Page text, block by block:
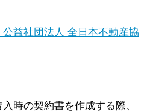
益社団法人 全日本不動産協
時の契約書を作成する際、